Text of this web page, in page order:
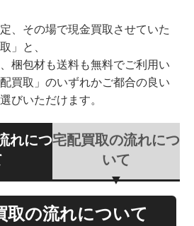
、その場で現金買取させていた
」と、
梱包材も送料も無料でご利用い
買取」のいずれかご都合の良い
びいただけます。
れにつ宅配買取の流れにつ
いて
取の流れについて